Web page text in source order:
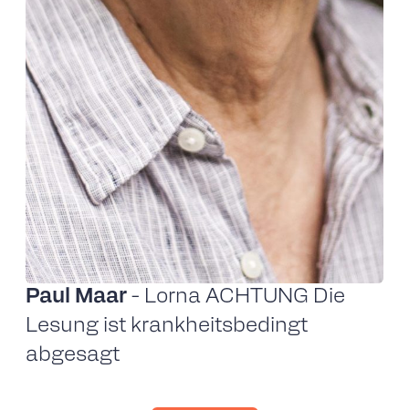
Paul Maar - Lorna ACHTUNG Die
Lesung ist krankheitsbedingt
abgesagt